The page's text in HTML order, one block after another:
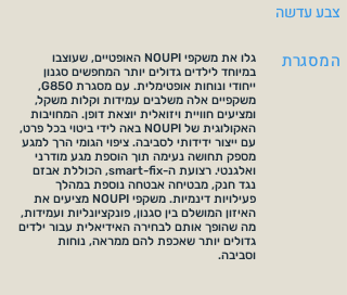
צבע עדשה
גלו את משקפי NOUPI האופטיים, שעוצבו
במיוחד לילדים גדולים יותר המחפשים סגנון
ייחודי ונוחות אופטימלית. עם מסגרת G850,
משקפיים אלה משלבים עמידות וקלות משקל,
ומציעים חוויית ויזואלית יוצאת דופן. המחויבות
האקולוגית של NOUPI באה לידי ביטוי בכל פרט,
עם ייצור ידידותי לסביבה. ציפוי הגומי הרך למגע
מספק תחושה נעימה תוך הוספת מגע מודרני
ואלגנטי. רצועת ה-smart-fix, הכוללת אבזם
נגד חנק, מבטיחה אבטחה נוספת במהלך
פעילויות דינמיות. משקפי NOUPI מציעים את
האיזון המושלם בין סגנון, פונקציונליות ועמידות,
מה שהופך אותם לבחירה האידיאלית עבור ילדים
גדולים יותר שאכפת להם ממראה, נוחות
וסביבה.
המסגרת